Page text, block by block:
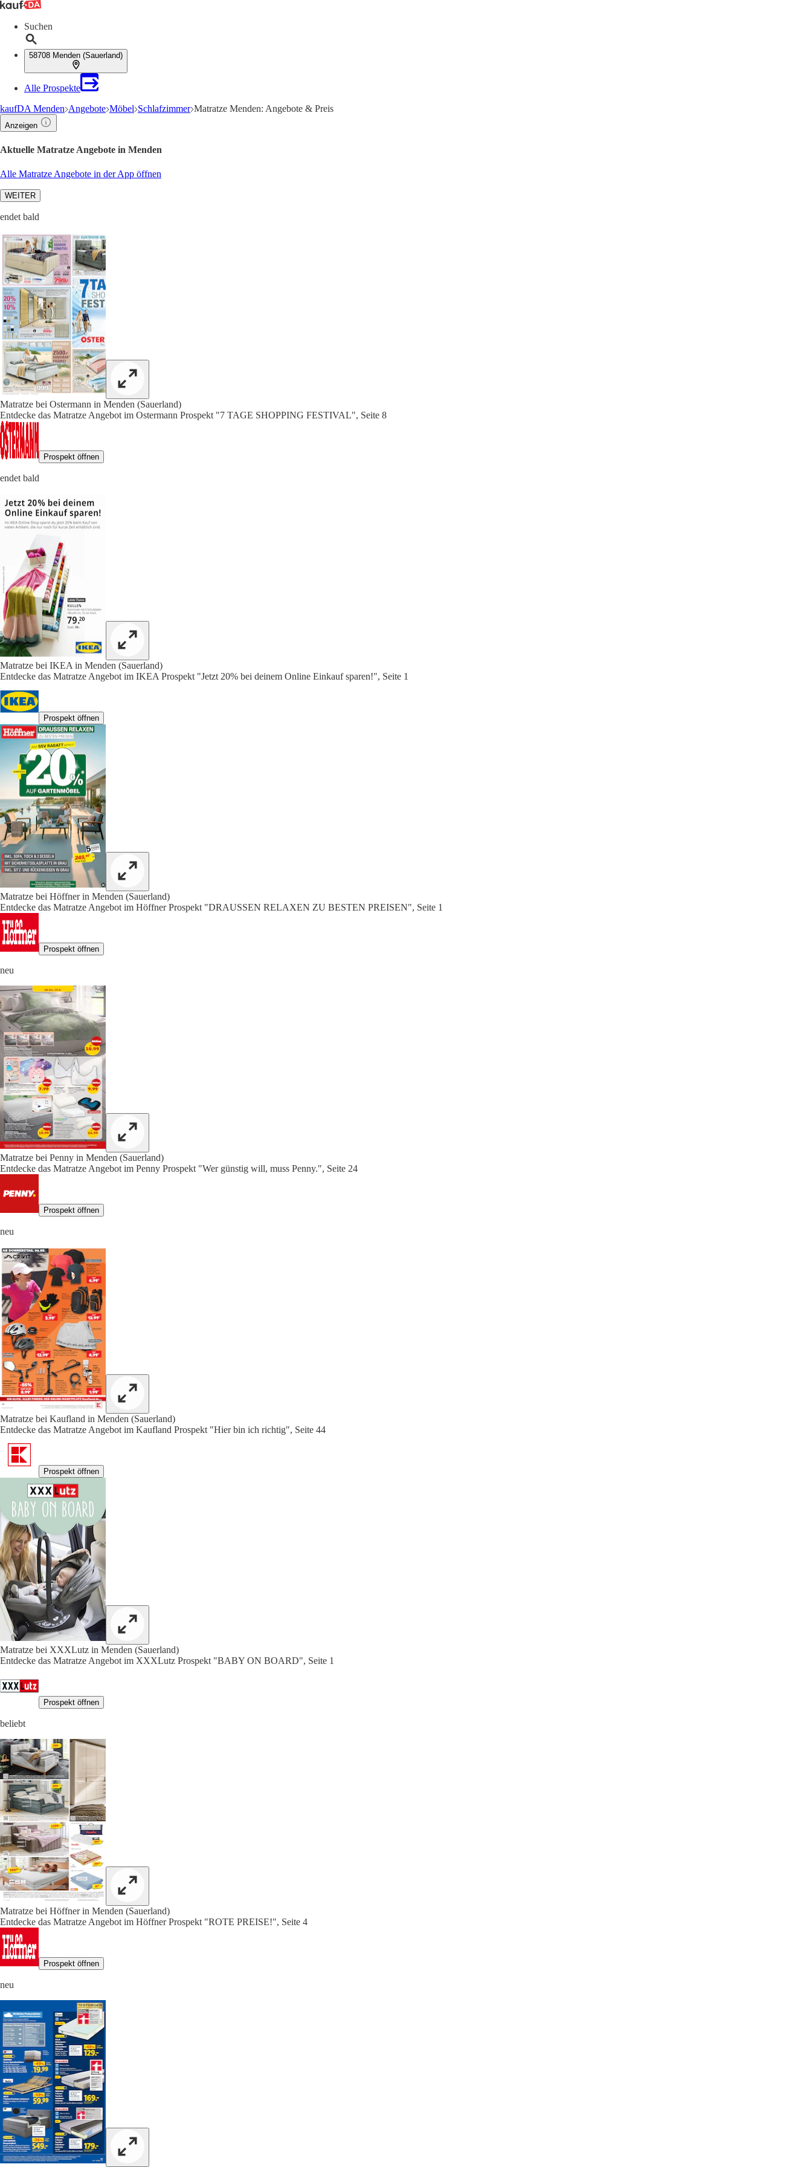
Suchen
58708 Menden (Sauerland)
Alle Prospekte
kaufDA Menden Angebote Möbel Schlafzimmer Matratze Menden: Angebote & Preis
Anzeigen
Aktuelle Matratze Angebote in Menden
Alle Matratze Angebote in der App öffnen
WEITER
endet bald
Matratze bei Ostermann in Menden (Sauerland)
Entdecke das Matratze Angebot im Ostermann Prospekt "7 TAGE SHOPPING FESTIVAL", Seite 8
Prospekt öffnen
endet bald
Matratze bei IKEA in Menden (Sauerland)
Entdecke das Matratze Angebot im IKEA Prospekt "Jetzt 20% bei deinem Online Einkauf sparen!", Seite 1
Prospekt öffnen
Matratze bei Höffner in Menden (Sauerland)
Entdecke das Matratze Angebot im Höffner Prospekt "DRAUSSEN RELAXEN ZU BESTEN PREISEN", Seite 1
Prospekt öffnen
neu
Matratze bei Penny in Menden (Sauerland)
Entdecke das Matratze Angebot im Penny Prospekt "Wer günstig will, muss Penny.", Seite 24
Prospekt öffnen
neu
Matratze bei Kaufland in Menden (Sauerland)
Entdecke das Matratze Angebot im Kaufland Prospekt "Hier bin ich richtig", Seite 44
Prospekt öffnen
Matratze bei XXXLutz in Menden (Sauerland)
Entdecke das Matratze Angebot im XXXLutz Prospekt "BABY ON BOARD", Seite 1
Prospekt öffnen
beliebt
Matratze bei Höffner in Menden (Sauerland)
Entdecke das Matratze Angebot im Höffner Prospekt "ROTE PREISE!", Seite 4
Prospekt öffnen
neu